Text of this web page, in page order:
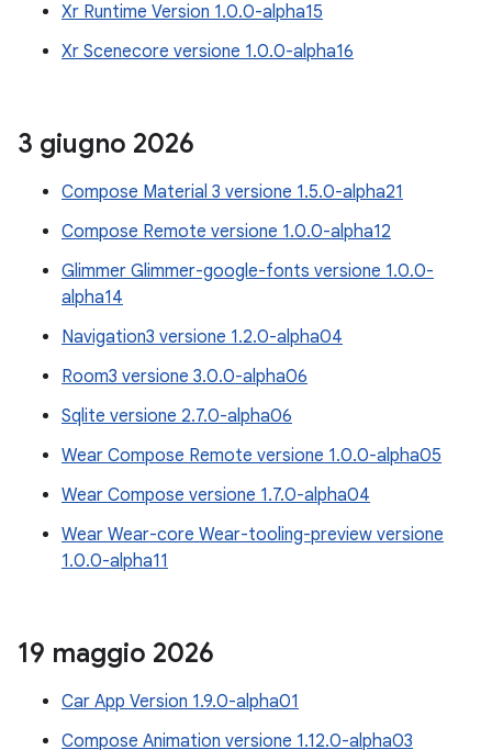
Xr Runtime Version 1.0.0-alpha15
Xr Scenecore versione 1.0.0-alpha16
3 giugno 2026
Compose Material 3 versione 1.5.0-alpha21
Compose Remote versione 1.0.0-alpha12
Glimmer Glimmer-google-fonts versione 1.0.0-
alpha14
Navigation3 versione 1.2.0-alpha04
Room3 versione 3.0.0-alpha06
Sqlite versione 2.7.0-alpha06
Wear Compose Remote versione 1.0.0-alpha05
Wear Compose versione 1.7.0-alpha04
Wear Wear-core Wear-tooling-preview versione
1.0.0-alpha11
19 maggio 2026
Car App Version 1.9.0-alpha01
Compose Animation versione 1.12.0-alpha03